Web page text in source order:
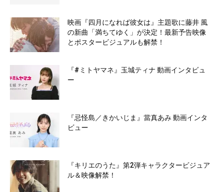
映画『四月になれば彼女は』主題歌に藤井 風
の新曲「満ちてゆく」が決定！最新予告映像
とポスタービジュアルも解禁！
『#ミトヤマネ』玉城ティナ 動画インタビュ
ー
『忌怪島／きかいじま』當真あみ 動画インタ
ビュー
『キリエのうた』第2弾キャラクタービジュア
ル＆映像解禁！